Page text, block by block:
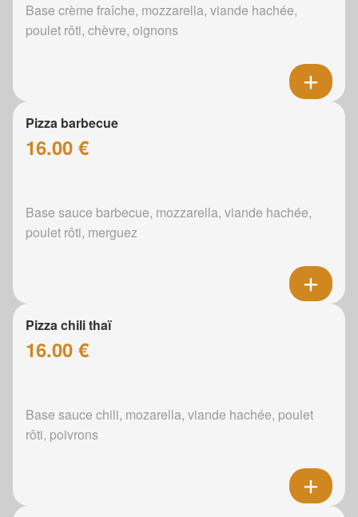
Base crème fraîche, mozzarella, viande hachée,
poulet rôti, chèvre, oignons
Pizza barbecue
16.00 €
Base sauce barbecue, mozzarella, viande hachée,
poulet rôti, merguez
Pizza chili thaï
16.00 €
Base sauce chili, mozarella, viande hachée, poulet
rôti, poivrons